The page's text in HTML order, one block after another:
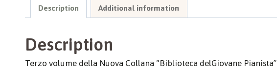
Description Additional information
Description
Terzo volume della Nuova Collana “Biblioteca delGiovane